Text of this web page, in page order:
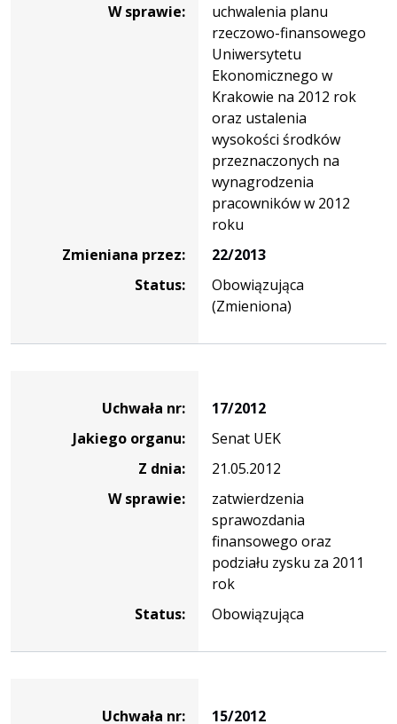
W sprawie:
uchwalenia planu
rzeczowo-finansowego
Uniwersytetu
Ekonomicznego w
Krakowie na 2012 rok
oraz ustalenia
wysokości środków
przeznaczonych na
wynagrodzenia
pracowników w 2012
roku
Zmieniana przez:
22/2013
Status:
Obowiązująca
(Zmieniona)
Uchwała nr:
17/2012
Jakiego organu:
Senat UEK
Z dnia:
21.05.2012
W sprawie:
zatwierdzenia
sprawozdania
finansowego oraz
podziału zysku za 2011
rok
Status:
Obowiązująca
Uchwała nr: 15/2012